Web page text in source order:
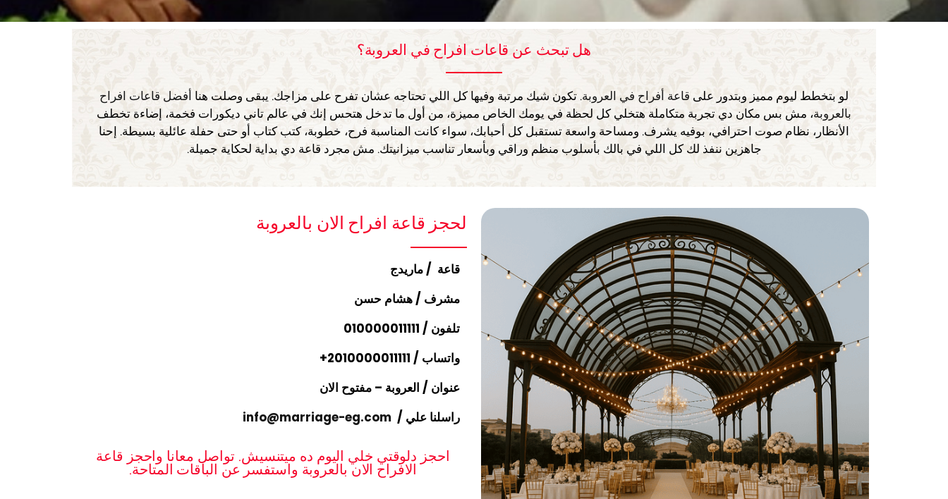
هل تبحث عن قاعات افراح في العروبة؟
لو بتخطط ليوم مميز وبتدور على قاعة أفراح في العروبة. تكون شيك مرتبة وفيها كل اللي تحتاجه عشان تفرح على مزاجك. يبقى وصلت هنا أفضل قاعات افراح
بالعروبة، مش بس مكان دي تجربة متكاملة هتخلي كل لحظة في يومك الخاص مميزة، من أول ما تدخل هتحس إنك في عالم تاني ديكورات فخمة، إضاءة تخطف
الأنظار، نظام صوت احترافي، بوفيه يشرف. ومساحة واسعة تستقبل كل أحبابك، سواء كانت المناسبة فرح، خطوبة، كتب كتاب أو حتى حفلة عائلية بسيطة. إحنا
جاهزين ننفذ لك كل اللي في بالك بأسلوب منظم وراقي وبأسعار تناسب ميزانيتك. مش مجرد قاعة دي بداية لحكاية جميلة.
لحجز قاعة افراح الان بالعروبة
قاعة / ماريدج
مشرف / هشام حسن
تلفون / 010000011111
واتساب / ⁦+2010000011111
عنوان / العروبة – مفتوح الان
راسلنا علي / info@marriage-eg.com
احجز دلوقتي خلي اليوم ده ميتنسيش. تواصل معانا واحجز قاعة
الافراح الان بالعروبة واستفسر عن الباقات المتاحة.